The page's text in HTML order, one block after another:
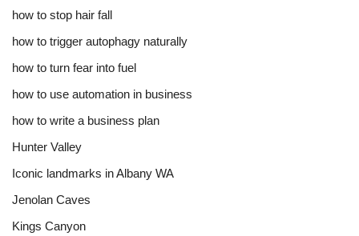
how to stop hair fall
how to trigger autophagy naturally
how to turn fear into fuel
how to use automation in business
how to write a business plan
Hunter Valley
Iconic landmarks in Albany WA
Jenolan Caves
Kings Canyon